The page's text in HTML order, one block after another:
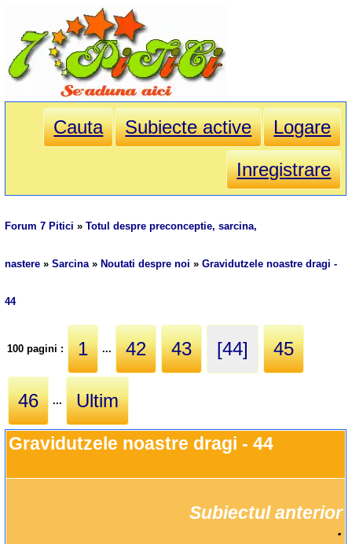
Cauta Subiecte active
Logare
Inregistrare
Forum 7 Pitici »Totul despre preconceptie, sarcina,
nastere »Sarcina» Noutati despre noi »Gravidutzele noastre dragi -
44
100 pagini : 1 ... 42 43 [44] 45
46 ... Ultim
Gravidutzele noastre dragi - 44
Subiectul anterior